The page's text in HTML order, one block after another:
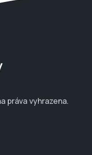
práva vyhrazena.